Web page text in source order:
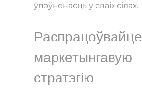
ўпэўненасць у сваіх сілах.
Распрацоўвайце
маркетынгавую
стратэгію